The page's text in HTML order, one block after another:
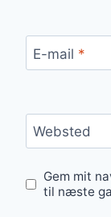
E-mail *
Websted
Gem mit
til næste